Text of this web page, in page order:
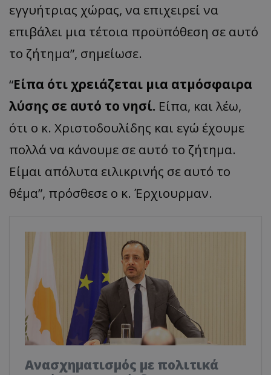
εγγυήτριας χώρας, να επιχειρεί να
επιβάλει μια τέτοια προϋπόθεση σε αυτό
το ζήτημα”, σημείωσε.
“Είπα ότι χρειάζεται μια ατμόσφαιρα
λύσης σε αυτό το νησί. Είπα, και λέω,
ότι ο κ. Χριστοδουλίδης και εγώ έχουμε
πολλάνα κάνουμε σε αυτό το ζήτημα.
Είμαι απόλυτα ειλικρινής σε αυτό το
θέμα”, πρόσθεσε ο κ. Έρχιουρμαν.
Ανασχηματισμός με πολιτικά